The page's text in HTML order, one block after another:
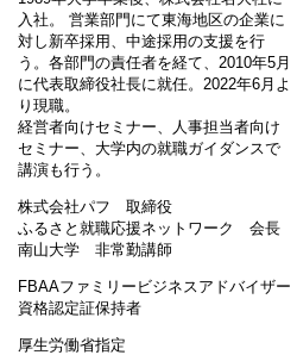
入社。 営業部門にて東海地区の企業に
対し新卒採用、中途採用の支援を行
う。各部門の責任者を経て、2010年5月
に代表取締役社長に就任。2022年6月よ
り現職。
経営者向けセミナー、人事担当者向け
セミナー、大学内の就職ガイダンスで
講演も行う。
株式会社パフ 取締役
ふるさと就職応援ネットワーク 会長
南山大学 非常勤講師
FBAAファミリービジネスアドバイザー
資格認定証保持者
厚生労働省指定